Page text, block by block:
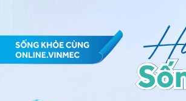
muốn của bệnh nhân trong trường
đeo tay có tên và mã số dị ứng
đến một căn phòng nơi bạn có thể
kỳ đồ trang sức nào và thường đặt